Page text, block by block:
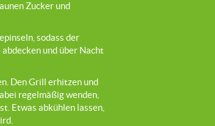
Zucker und
sodass der
und über Nacht
Den Grill erhitzen und
regelmäßig wenden,
Etwas abkühlen lassen,